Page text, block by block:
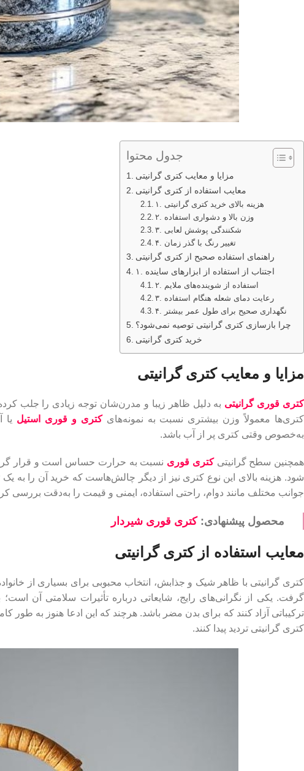
جدول محتوا
مزایا و معایب کتری گرانیتی
معایب استفاده از کتری گرانیتی
۱. هزینه بالای خرید کتری گرانیتی
۲. وزن بالا و دشواری استفاده
۳. شکنندگی پوشش لعابی
۴. تغییر رنگ با گذر زمان
راهنمای استفاده صحیح از کتری گرانیتی
۱. اجتناب از استفاده از ابزارهای ساینده
۲. استفاده از شوینده‌های ملایم
۳. رعایت دمای شعله هنگام استفاده
۴. نگهداری صحیح برای طول عمر بیشتر
چرا بازسازی کتری گرانیتی توصیه نمی‌شود؟
خرید کتری گرانیتی
مزایا و معایب کتری گرانیتی
کتری‌ قوری گرانیتی به دلیل ظاهر زیبا و مدرن‌شان توجه زیادی را جلب
کتری‌ها معمولاً وزن بیشتری نسبت به نمونه‌هایکتری و قوری استیل یا
به‌خصوص وقتی کتری پر از آب باشد.
همچنین سطح گرانیتیکتری قوری نسبت به حرارت حساس است و قرار
شود. هزینه بالای این نوع کتری نیز از دیگر چالش‌هاست که خرید آن را به
جوانب مختلف مانند دوام، راحتی استفاده، ایمنی و قیمت را به‌دقت بررسی
محصول پیشنهادی:کتری قوری شیردار
معایب استفاده از کتری گرانیتی
کتری گرانیتی با ظاهر شیک و جذابش، انتخاب محبوبی برای بسیاری از
گرفت. یکی از نگرانی‌های رایج، شایعاتی درباره تأثیرات سلامتی آن
ترکیباتی آزاد کنند که برای بدن مضر باشد. هرچند که این ادعا هنوز به
کتری گرانیتی تردید پیدا کنند.